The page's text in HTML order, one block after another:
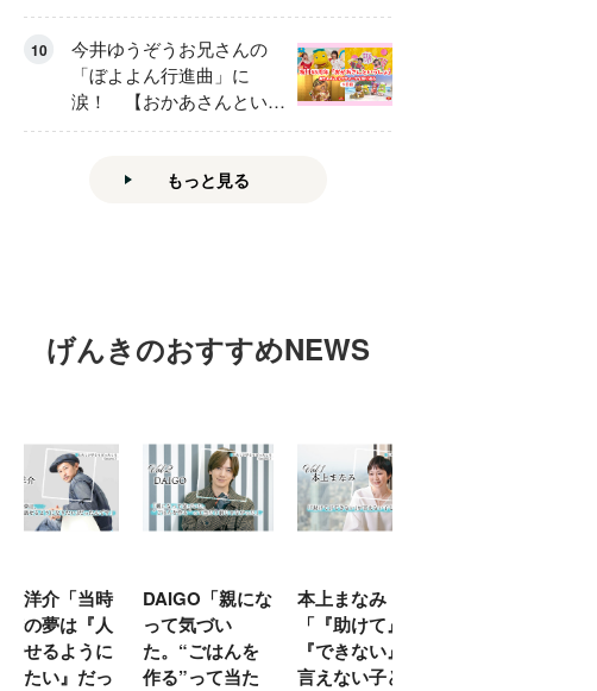
10
今井ゆうぞうお兄さんの
「ぼよよん行進曲」に
涙！ 【おかあさんといっ
しょ65周年特別番組】
もっと見る
げんきのおすすめNEWS
窪塚洋介「当時
の俺の夢は『人
と話せるように
なりたい』だっ
DAIGO「親にな
って気づい
た。“ごはんを
作る”って当た
本上まなみ
「『助けて』
『できない』が
言えない子ども